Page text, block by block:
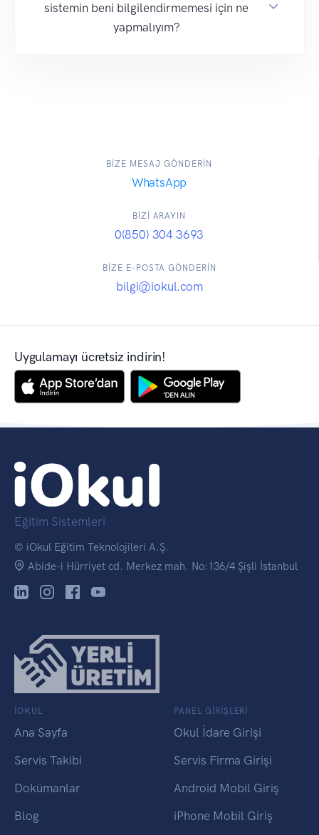
sistemin beni bilgilendirmemesi için ne
yapmalıyım?
BİZE MESAJ GÖNDERİN
WhatsApp
BİZİ ARAYIN
0(850) 304 3693
BİZE E-POSTA GÖNDERİN
bilgi@iokul.com
Uygulamayı ücretsiz indirin!
Eğitim Sistemleri
© iOkul Eğitim Teknolojileri A.Ş.
Abide-i Hürriyet cd. Merkez mah. No:136/4 Şişli İstanbul
IOKUL
Ana Sayfa
Servis Takibi
Dokümanlar
Blog
PANEL GİRİŞLERİ
Okul İdare Girişi
Servis Firma Girişi
Android Mobil Giriş
iPhone Mobil Giriş